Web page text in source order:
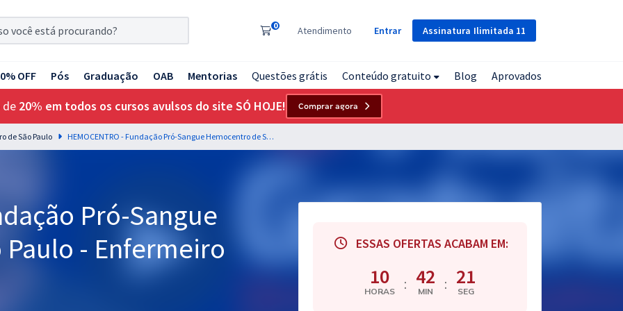
Assinatura Ilimitada 11
0 Atendimento Entrar
OFF Pós Graduação OAB Mentorias Questões grátis Conteúdo gratuito Blog Aprovados
de 20% em todos os cursos avulsos do site SÓ HOJE! Comprar agora
de São Paulo HEMOCENTRO - Fundação Pró-Sangue Hemocentro de São Paulo - Enfermeiro
Pró-Sangue
- Enfermeiro
ESSAS OFERTAS ACABAM EM:
10
HORAS : 42
MIN : 20
SEG